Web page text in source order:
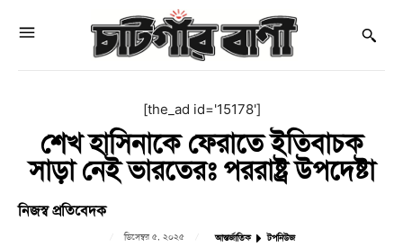
[the_ad id='15178']
শেখ হাসিনাকে ফেরাতে ইতিবাচক
সাড়া নেই ভারতেরঃ পররাষ্ট্র উপদেষ্টা
নিজস্ব প্রতিবেদক
ডিসেম্বর ৫, ২০২৫ আন্তর্জাতিক টপনিউজ